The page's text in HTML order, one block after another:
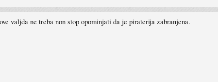
valjda ne treba non stop opominjati da je piraterija zabranjena.